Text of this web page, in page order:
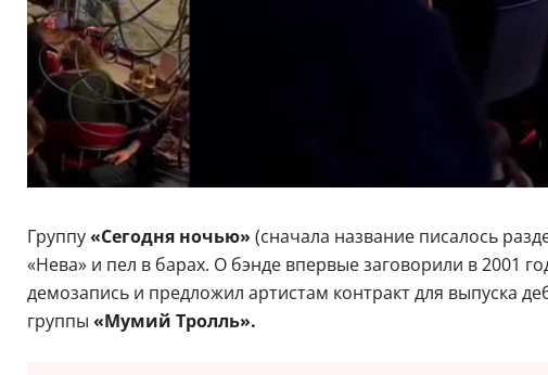
Группу«Сегодня ночью» (сначала название писалось
«Нева» и пел в барах. О бэнде впервые заговорили в 2001
демозапись и предложил артистам контракт для выпуска
группы «Мумий Тролль».